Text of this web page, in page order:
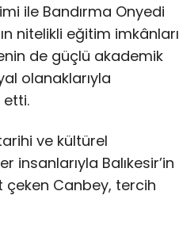
ile Bandırma Onyedi
nitelikli eğitim imkânları
de güçlü akademik
olanaklarıyla
etti.
tarihi ve kültürel
Balıkesir’in
Canbey, tercih